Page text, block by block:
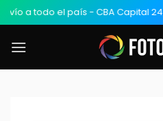
el país - CBA Capital 24h hábiles